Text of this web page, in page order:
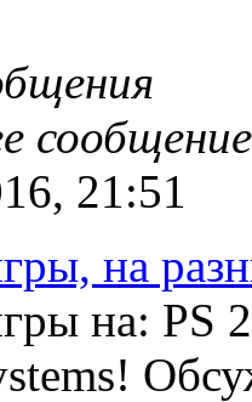
сообщение
21:51
на
на: PS